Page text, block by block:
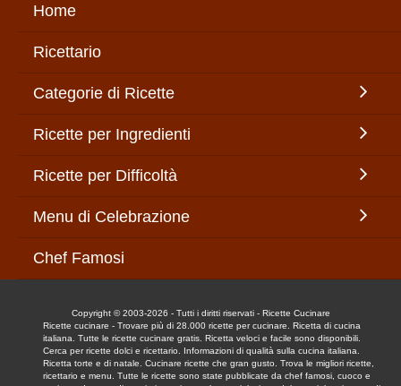
Home
Ricettario
Categorie di Ricette
Ricette per Ingredienti
Ricette per Difficoltà
Menu di Celebrazione
Chef Famosi
Copyright © 2003-2026 - Tutti i diritti riservati - Ricette Cucinare
Ricette cucinare - Trovare più di 28.000 ricette per cucinare. Ricetta di cucina
italiana. Tutte le ricette cucinare gratis. Ricetta veloci e facile sono disponibili.
Cerca per ricette dolci e ricettario. Informazioni di qualità sulla cucina italiana.
Ricetta torte e di natale. Cucinare ricette che gran gusto. Trova le migliori ricette,
ricettario e menu. Tutte le ricette sono state pubblicate da chef famosi, cuoco e